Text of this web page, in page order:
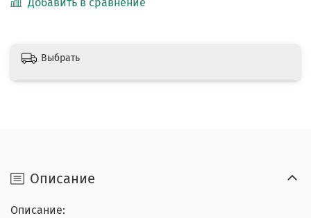
Выбрать
Описание
Описание: